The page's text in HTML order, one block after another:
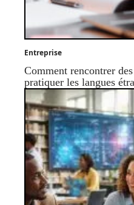
Entreprise
Comment rencontrer
pratiquer les langues